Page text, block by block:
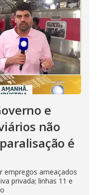
e
não
é
empregos ameaçados
privada; linhas 11 e